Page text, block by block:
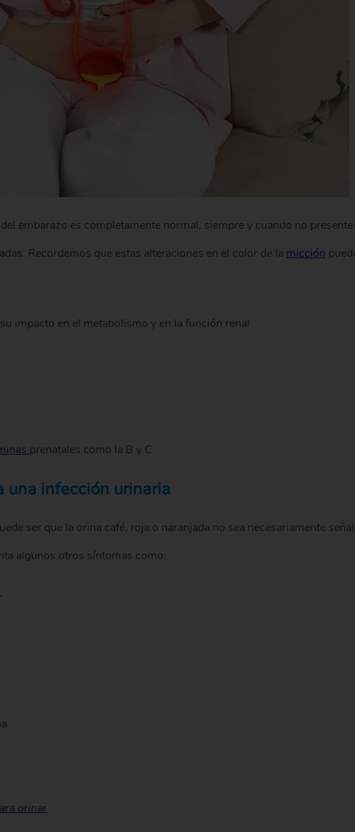
embarazo es completamente normal, siempre y cuando no presente
Recordemos que estas alteraciones en el color de la micción
impacto en el metabolismo y en la función renal
prenatales como la B y C
una infección urinaria
ser que la orina café, roja o naranjada no sea necesariamente señal
algunos otros síntomas como:
orinar